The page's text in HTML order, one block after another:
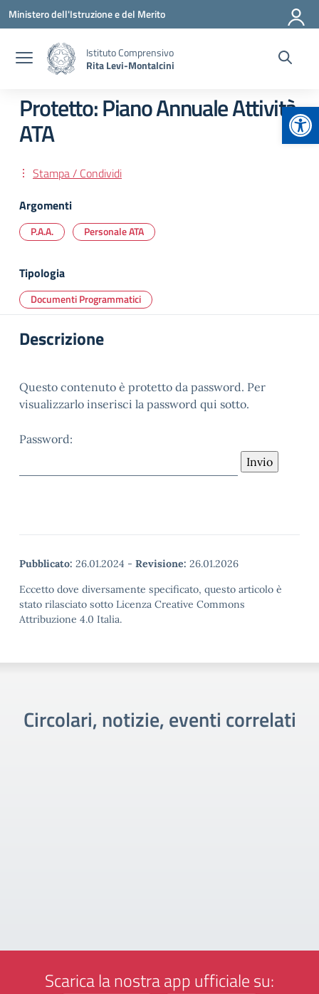
Vai ai contenuti
Vai al menu di navigazione
Vai al footer
Ministero dell'Istruzione e del Merito
Istituto Comprensivo
Rita Levi-Montalcini
Protetto: Piano Annuale Attività
ATA
Stampa / Condividi
Argomenti
P.A.A. Personale ATA
Tipologia
Documenti Programmatici
Descrizione
Questo contenuto è protetto da password. Per
visualizzarlo inserisci la password qui sotto.
Password:
Pubblicato: 26.01.2024 - Revisione: 26.01.2026
Eccetto dove diversamente specificato, questo articolo è
stato rilasciato sotto Licenza Creative Commons
Attribuzione 4.0 Italia.
Circolari, notizie, eventi correlati
Scarica la nostra app ufficiale su: